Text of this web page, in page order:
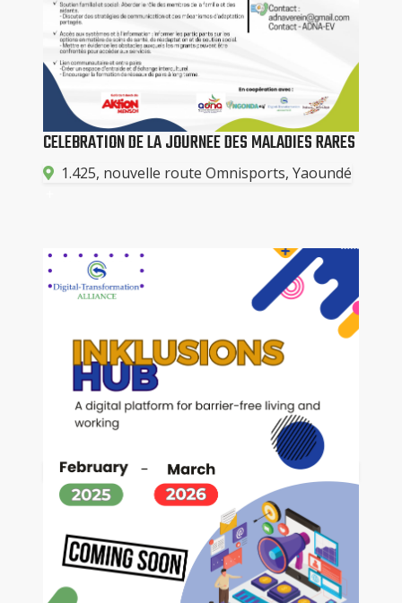
CELEBRATION DE LA JOURNEE DES MALADIES RARES
1.425, nouvelle route Omnisports, Yaoundé